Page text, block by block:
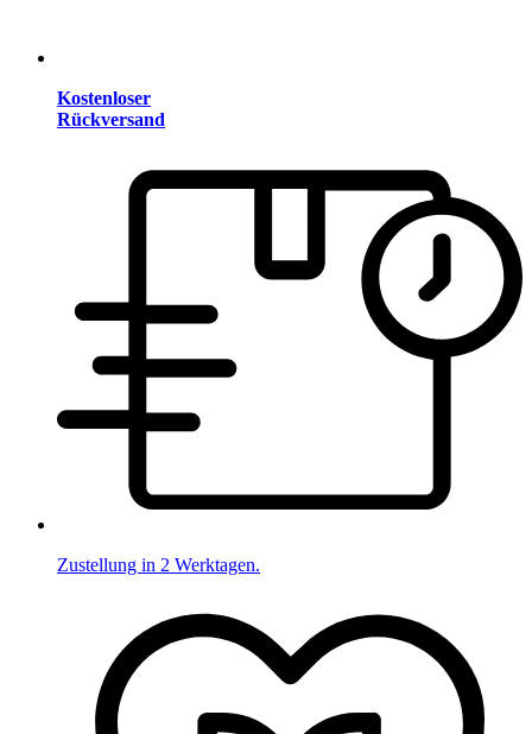
Kostenloser
Rückversand
Zustellung in 2 Werktagen.